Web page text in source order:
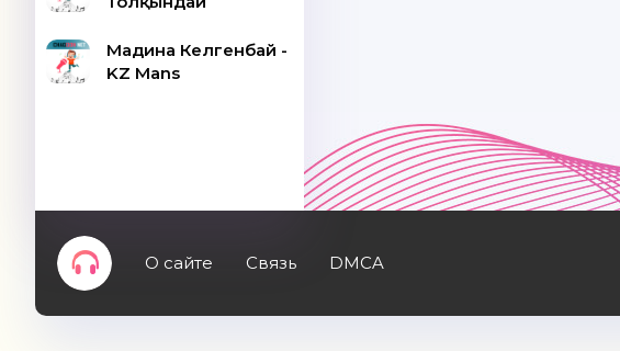
Мадина Келгенбай -
KZ Mans
О сайте Связь DMCA